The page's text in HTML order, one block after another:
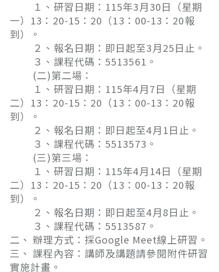
１、研習日期：115年3月30日（星期
一）13：20-15：20（13：00-13：20報
到）。
２、報名日期：即日起至3月25日止。
３、課程代碼：5513561。
(二)第二場：
１、研習日期：115年4月7日（星期
二）13：20-15：20（13：00-13：20報
到）。
２、報名日期：即日起至4月1日止。
３、課程代碼：5513573。
(三)第三場：
１、研習日期：115年4月14日（星期
二）13：20-15：20（13：00-13：20報
到）。
２、報名日期：即日起至4月8日止。
３、課程代碼：5513587。
二、 辦理方式：採Google Meet線上研習。
三、 課程內容：講師及講題請參閱附件研習
實施計畫。